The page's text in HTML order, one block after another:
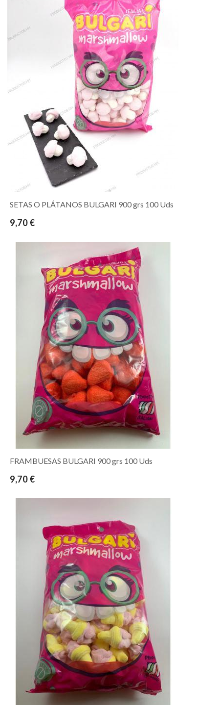
SETAS O PLÁTANOS BULGARI 900 grs 100 Uds
9,70 €
FRAMBUESAS BULGARI 900 grs 100 Uds
9,70 €